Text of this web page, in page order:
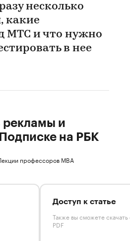
несколько
какие
МТС и что нужно
в нее
рекламы и
на РБК
профессоров MBA
Доступ к статье
Также вы сможете
PDF